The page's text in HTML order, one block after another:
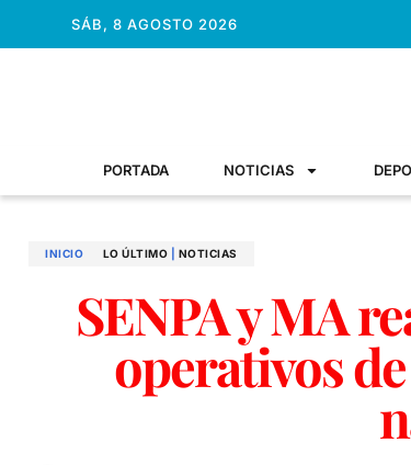
SÁB, 8 AGOSTO 2026
PORTADA NOTICIAS
INICIO LO ÚLTIMO NOTICIAS
SENPA y MA
operativos